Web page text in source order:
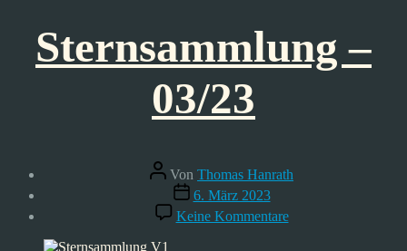
Sternsammlung –
03/23
Beitragsautor
Von Thomas Hanrath
Veröffentlichungsdatum
6. März 2023
Keine Kommentarezu
Sternsammlung